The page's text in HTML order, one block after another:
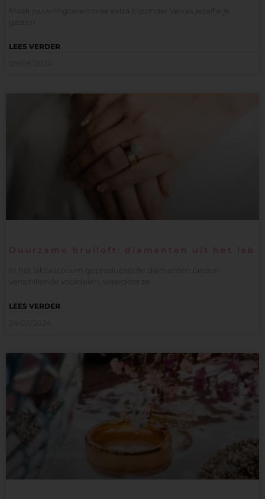
Maak jouw ringceremonie extra bijzonder Verras jezelf e je
gasten
LEES VERDER
Duurzame bruiloft: diamanten uit het lab
In het laboratorium geproduceerde diamanten bieden
LEES VERDER